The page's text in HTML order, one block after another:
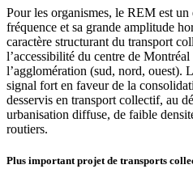
Pour les organismes, le REM est
fréquence et sa grande amplitude
caractère structurant du transport
l’accessibilité du centre de
l’agglomération (sud, nord, ouest).
signal fort en faveur de la
desservis en transport collectif, au
urbanisation diffuse, de faible
routiers.
Plus important projet de transports